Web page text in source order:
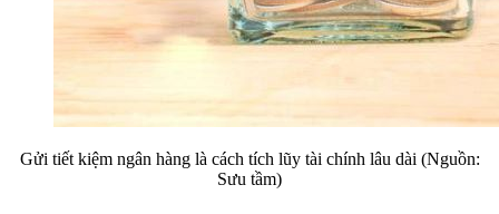
Gửi tiết kiệm ngân hàng là cách tích lũy tài chính lâu dài (Nguồn:
Sưu tầm)